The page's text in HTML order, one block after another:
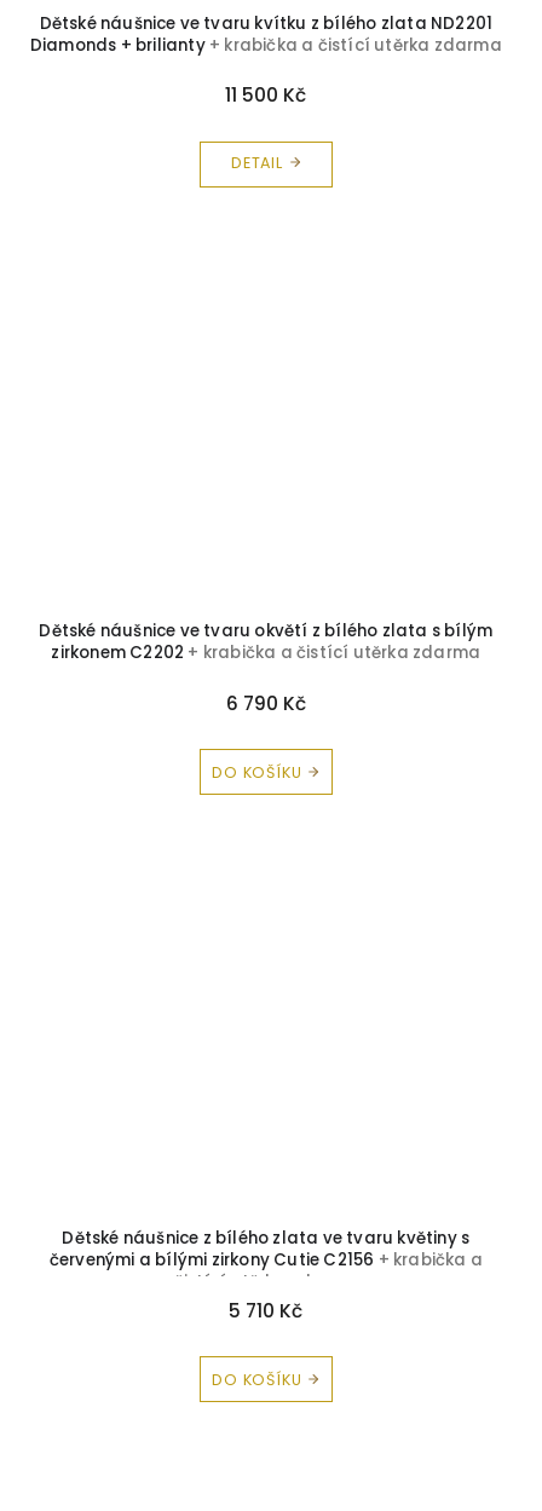
Dětské náušnice ve tvaru kvítku z bílého zlata ND2201
Diamonds + brilianty + krabička a čistící utěrka zdarma
11 500 Kč
DETAIL
Dětské náušnice ve tvaru okvětí z bílého zlata s bílým
zirkonem C2202 + krabička a čistící utěrka zdarma
6 790 Kč
DO KOŠÍKU
Dětské náušnice z bílého zlata ve tvaru květiny s
červenými a bílými zirkony Cutie C2156 + krabička a
čistící utěrka zdarma
5 710 Kč
DO KOŠÍKU